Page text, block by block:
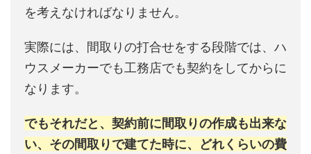
を考えなければなりません。
実際には、間取りの打合せをする段階では、ハ
ウスメーカーでも工務店でも契約をしてからに
なります。
でもそれだと、契約前に間取りの作成も出来な
い、その間取りで建てた時に、どれくらいの費